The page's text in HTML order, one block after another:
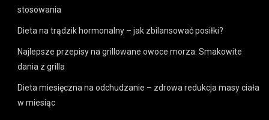
stosowania
Dieta na trądzik hormonalny – jak zbilansować posiłki?
Najlepsze przepisy na grillowane owoce morza: Smakowite
dania z grilla
Dieta miesięczna na odchudzanie – zdrowa redukcja masy ciała
w miesiąc